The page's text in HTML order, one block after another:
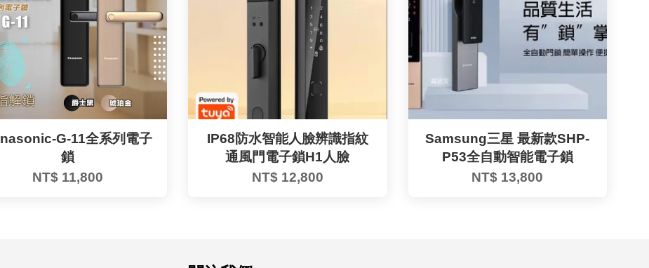
G-11全系列電子
鎖
NT$ 11,800
IP68防水智能人臉辨識指紋
通風門電子鎖H1人臉
NT$ 12,800
Samsung三星 最新款SHP-
P53全自動智能電子鎖
NT$ 13,800